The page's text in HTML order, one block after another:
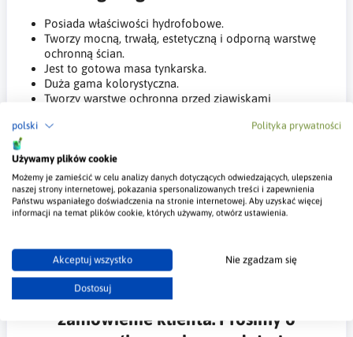
polski Polityka prywatności
Używamy plików cookie
Możemy je zamieścić w celu analizy danych dotyczących odwiedzających, ulepszenia
naszej strony internetowej, pokazania spersonalizowanych treści i zapewnienia
Państwu wspaniałego doświadczenia na stronie internetowej. Aby uzyskać więcej
informacji na temat plików cookie, których używamy, otwórz ustawienia.
Akceptuj wszystko Nie zgadzam się
Dostosuj
Posiada właściwości hydrofobowe.
Tworzy mocną, trwałą, estetyczną i odporną warstwę
ochronną ścian.
Jest to gotowa masa tynkarska.
Duża gama kolorystyczna.
Tworzy warstwę ochronną przed zjawiskami
powietrza.
Jeśli jesteś zainteresowany innym kolorem to zapraszamy do
kontaktu -wycena@budujto.pl
Tynk jest barwiony pod indywidualne
zamówienie klienta. Prosimy o